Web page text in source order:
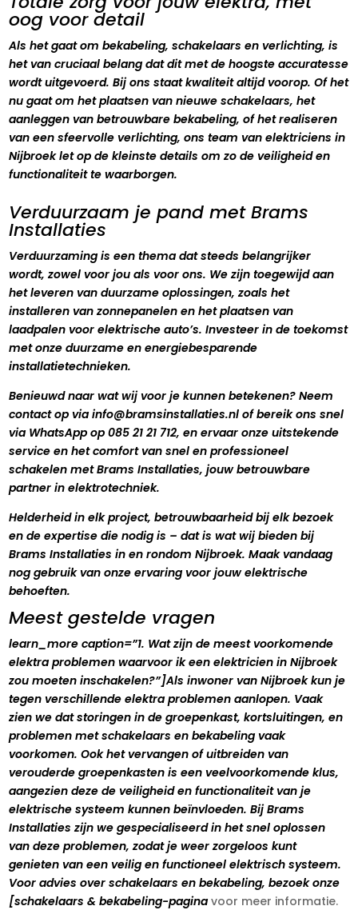
oog voor detail
Als het gaat om bekabeling, schakelaars en verlichting, is
het van cruciaal belang dat dit met de hoogste accuratesse
wordt uitgevoerd. Bij ons staat kwaliteit altijd voorop. Of het
nu gaat om het plaatsen van nieuwe schakelaars, het
aanleggen van betrouwbare bekabeling, of het realiseren
van een sfeervolle verlichting, ons team van elektriciens in
Nijbroek let op de kleinste details om zo de veiligheid en
functionaliteit te waarborgen.
Verduurzaam je pand met Brams
Installaties
Verduurzaming is een thema dat steeds belangrijker
wordt, zowel voor jou als voor ons. We zijn toegewijd aan
het leveren van duurzame oplossingen, zoals het
installeren van zonnepanelen en het plaatsen van
laadpalen voor elektrische auto’s. Investeer in de toekomst
met onze duurzame en energiebesparende
installatietechnieken.
Benieuwd naar wat wij voor je kunnen betekenen? Neem
contact op via info@bramsinstallaties.nl of bereik ons snel
via WhatsApp op 085 21 21 712, en ervaar onze uitstekende
service en het comfort van snel en professioneel
schakelen met Brams Installaties, jouw betrouwbare
partner in elektrotechniek.
Helderheid in elk project, betrouwbaarheid bij elk bezoek
en de expertise die nodig is – dat is wat wij bieden bij
Brams Installaties in en rondom Nijbroek. Maak vandaag
nog gebruik van onze ervaring voor jouw elektrische
behoeften.
Meest gestelde vragen
learn_more caption=”1. Wat zijn de meest voorkomende
elektra problemen waarvoor ik een elektricien in Nijbroek
zou moeten inschakelen?”]Als inwoner van Nijbroek kun je
tegen verschillende elektra problemen aanlopen. Vaak
zien we dat storingen in de groepenkast, kortsluitingen, en
problemen met schakelaars en bekabeling vaak
voorkomen. Ook het vervangen of uitbreiden van
verouderde groepenkasten is een veelvoorkomende klus,
aangezien deze de veiligheid en functionaliteit van je
elektrische systeem kunnen beïnvloeden. Bij Brams
Installaties zijn we gespecialiseerd in het snel oplossen
van deze problemen, zodat je weer zorgeloos kunt
genieten van een veilig en functioneel elektrisch systeem.
Voor advies over schakelaars en bekabeling, bezoek onze
[schakelaars & bekabeling-paginavoor meer informatie.